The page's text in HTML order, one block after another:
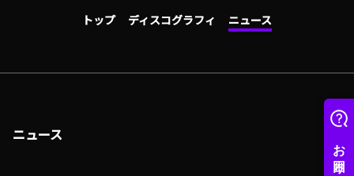
トップ ディスコグラフィ ニュース
ニュース